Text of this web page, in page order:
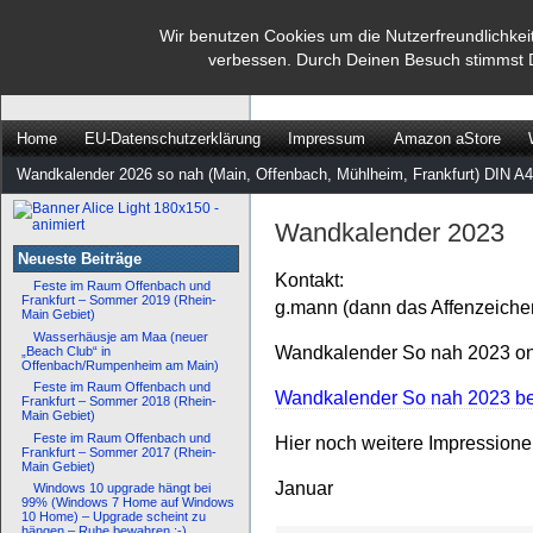
Wir benutzen Cookies um die
verbessen. Durch Deinen Besuch stimmst
dann rate mal
Home EU-Datenschutzerklärung Impressum Amazon aStore
Wandkalender 2026 so nah (Main, Offenbach, Mühlheim, Frankfurt) DIN
Neueste Beiträge
Feste im Raum Offenbach und
Frankfurt – Sommer 2019 (Rhein-
Main Gebiet)
Wasserhäusje am Maa (neuer
„Beach Club“ in
Offenbach/Rumpenheim am Main)
Feste im Raum Offenbach und
Frankfurt – Sommer 2018 (Rhein-
Main Gebiet)
Feste im Raum Offenbach und
Frankfurt – Sommer 2017 (Rhein-
Main Gebiet)
Windows 10 upgrade hängt bei
99% (Windows 7 Home auf Windows
10 Home) – Upgrade scheint zu
Wandkalender 2023
Kontakt:
g.mann (dann das
Wandkalender So nah 2023
Wandkalender So nah 2023
Hier noch weitere
Januar